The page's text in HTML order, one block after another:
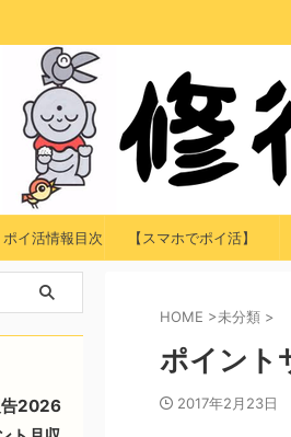
ポイ活情報目次 【スマホでポイ活】
HOME >未分類 >
ポイント
2017年2月23日
告2026